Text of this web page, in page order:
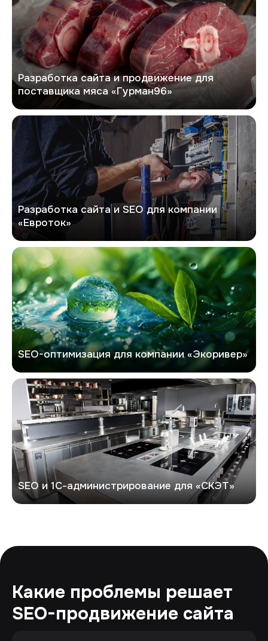
Разработка сайта и продвижение для
поставщика мяса «Гурман96»
Евроток
Разработка сайта и SEO для компании
«Евроток»
Экоривер
SEO-оптимизация для компании «Экоривер»
СКЭТ
SEO и 1С-администрирование для «СКЭТ»
Какие проблемы решает
SEO-продвижение сайта